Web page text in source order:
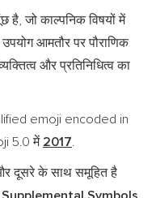
है, जो काल्पनिक विषयों में
आमतौर पर पौराणिक
और प्रतिनिधित्व का
emoji encoded in
5.0 में2017.
दूसरे के साथ समूहित है